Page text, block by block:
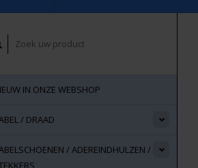
IN ONZE WEBSHOP
/ DRAAD
/ ADEREINDHULZEN /